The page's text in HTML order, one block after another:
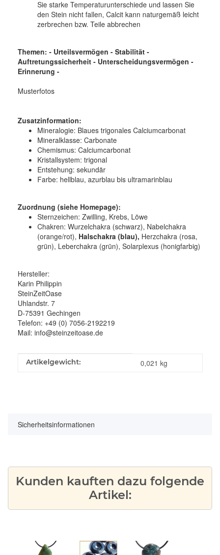
Sie starke Temperaturunterschiede und lassen Sie
den Stein nicht fallen, Calcit kann naturgemäß leicht
zerbrechen bzw. Teile abbrechen
Themen: - Urteilsvermögen - Stabilität -
Auftretungssicherheit - Unterscheidungsvermögen -
Erinnerung -
Musterfotos
Zusatzinformation:
Mineralogie: Blaues trigonales Calciumcarbonat
Mineralklasse: Carbonate
Chemismus: Calciumcarbonat
Kristallsystem: trigonal
Entstehung: sekundär
Farbe: hellblau, azurblau bis ultramarinblau
Zuordnung (siehe Homepage):
Sternzeichen: Zwilling, Krebs, Löwe
Chakren: Wurzelchakra (schwarz), Nabelchakra
(orange/rot), Halschakra (blau), Herzchakra (rosa,
grün), Leberchakra (grün), Solarplexus (honigfarbig)
Hersteller:
Karin Philippin
SteinZeitOase
Uhlandstr. 7
D-75391 Gechingen
Telefon: +49 (0) 7056-2192219
Mail: info@steinzeitoase.de
Produkteigenschaft
Wert
Artikelgewicht: 0,021 kg
Sicherheitsinformationen
Kunden kauften dazu folgende
Artikel: